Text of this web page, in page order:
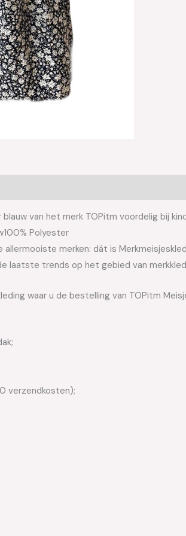
van het merk TOPitm voordelig bij
Polyester
merken: dát is
laatste trends op het gebied van
waar u de bestelling van TOPitm
verzendkosten);